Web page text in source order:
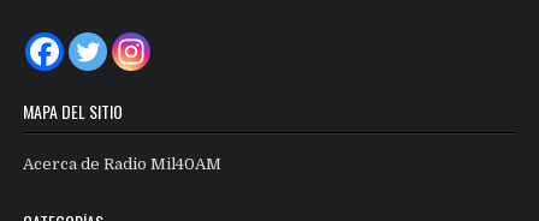
MAPA DEL SITIO
Acerca de Radio Mil40AM